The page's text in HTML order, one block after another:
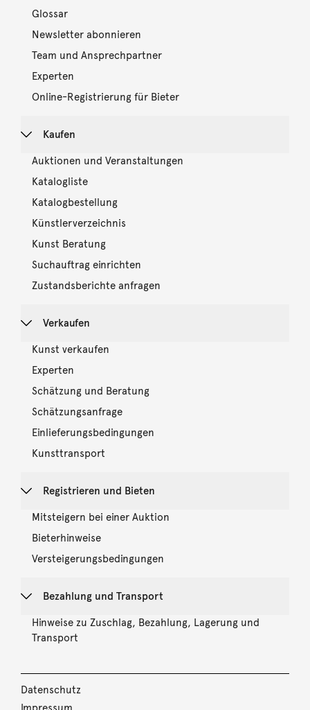
Glossar
Newsletter abonnieren
Team und Ansprechpartner
Experten
Online-Registrierung für Bieter
Kaufen
Auktionen und Veranstaltungen
Katalogliste
Katalogbestellung
Künstlerverzeichnis
Kunst Beratung
Suchauftrag einrichten
Zustandsberichte anfragen
Verkaufen
Kunst verkaufen
Experten
Schätzung und Beratung
Schätzungsanfrage
Einlieferungsbedingungen
Kunsttransport
Registrieren und Bieten
Mitsteigern bei einer Auktion
Bieterhinweise
Versteigerungsbedingungen
Bezahlung und Transport
Hinweise zu Zuschlag, Bezahlung, Lagerung und
Transport
Datenschutz